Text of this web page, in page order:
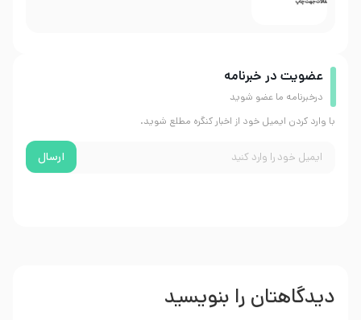
عضویت در خبرنامه
درخبرنامه ما عضو شوید
با وارد کردن ایمیل خود از اخبار کنگره مطلع شوید.
ارسال
دیدگاهتان را بنویسید